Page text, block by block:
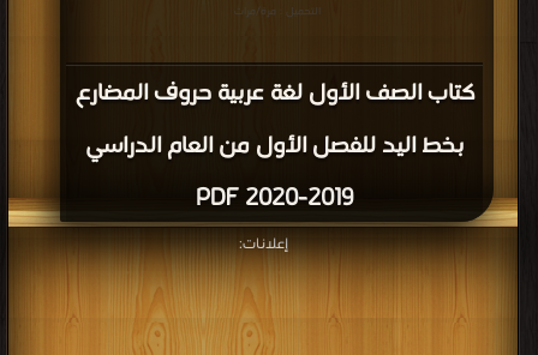
كتاب الصف الأول لغة عربية حروف المضارع
بخط اليد للفصل الأول من العام الدراسي
2019-2020 PDF
التحميل : مرة/مرات
إعلانات: